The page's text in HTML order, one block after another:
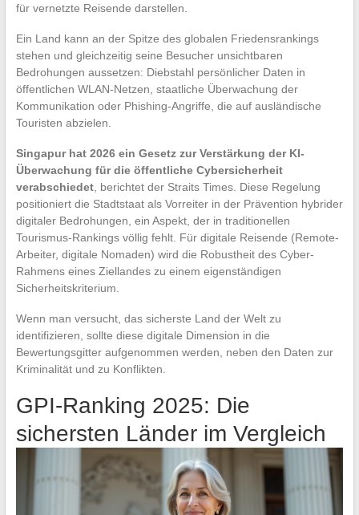
für vernetzte Reisende darstellen.
Ein Land kann an der Spitze des globalen Friedensrankings
stehen und gleichzeitig seine Besucher unsichtbaren
Bedrohungen aussetzen: Diebstahl persönlicher Daten in
öffentlichen WLAN-Netzen, staatliche Überwachung der
Kommunikation oder Phishing-Angriffe, die auf ausländische
Touristen abzielen.
Singapur hat 2026 ein Gesetz zur Verstärkung der KI-
Überwachung für die öffentliche Cybersicherheit
verabschiedet, berichtet der Straits Times. Diese Regelung
positioniert die Stadtstaat als Vorreiter in der Prävention hybrider
digitaler Bedrohungen, ein Aspekt, der in traditionellen
Tourismus-Rankings völlig fehlt. Für digitale Reisende (Remote-
Arbeiter, digitale Nomaden) wird die Robustheit des Cyber-
Rahmens eines Ziellandes zu einem eigenständigen
Sicherheitskriterium.
Wenn man versucht, das sicherste Land der Welt zu
identifizieren, sollte diese digitale Dimension in die
Bewertungsgitter aufgenommen werden, neben den Daten zur
Kriminalität und zu Konflikten.
GPI-Ranking 2025: Die
sichersten Länder im Vergleich